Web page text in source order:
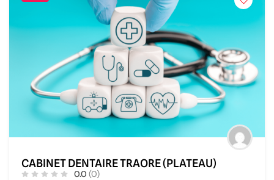
CABINET DENTAIRE TRAORE (PLATEAU)
0.0 (0)